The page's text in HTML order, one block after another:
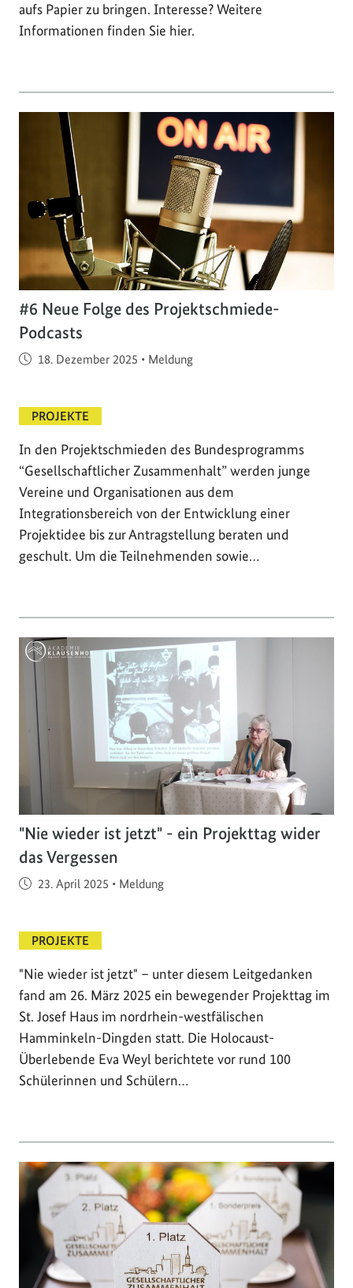
aufs Papier zu bringen. Interesse? Weitere
Informationen finden Sie hier.
#6 Neue Folge des Projektschmiede-
Podcasts
Veröffentlicht am
18. Dezember 2025 • Meldung
PROJEKTE
In den Projektschmieden des Bundesprogramms
“Gesellschaftlicher Zusammenhalt” werden junge
Vereine und Organisationen aus dem
Integrationsbereich von der Entwicklung einer
Projektidee bis zur Antragstellung beraten und
geschult. Um die Teilnehmenden sowie…
"Nie wieder ist jetzt" - ein Projekttag wider
das Vergessen
Veröffentlicht am
23. April 2025 • Meldung
PROJEKTE
"Nie wieder ist jetzt" – unter diesem Leitgedanken
fand am 26. März 2025 ein bewegender Projekttag im
St. Josef Haus im nordrhein-westfälischen
Hamminkeln-Dingden statt. Die Holocaust-
Überlebende Eva Weyl berichtete vor rund 100
Schülerinnen und Schülern…